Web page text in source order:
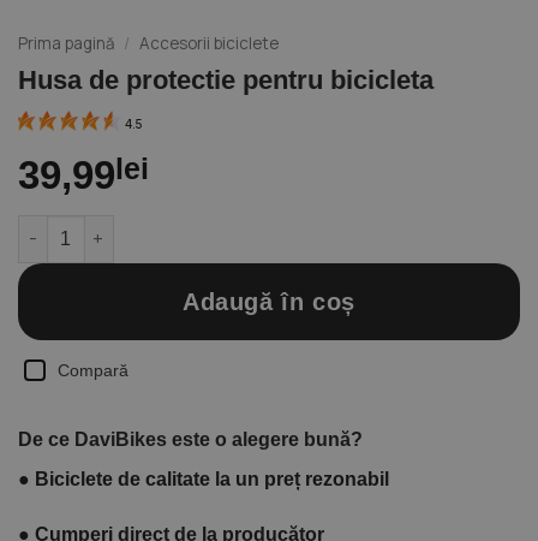
Prima pagină / Accesorii biciclete
Husa de protectie pentru bicicleta
4.5
39,99 lei
Cantitate Husa de protectie pentru bicicleta
Adaugă în coș
Compară
De ce DaviBikes este o alegere bună?
● Biciclete de calitate la un preț rezonabil
● Cumperi direct de la producător